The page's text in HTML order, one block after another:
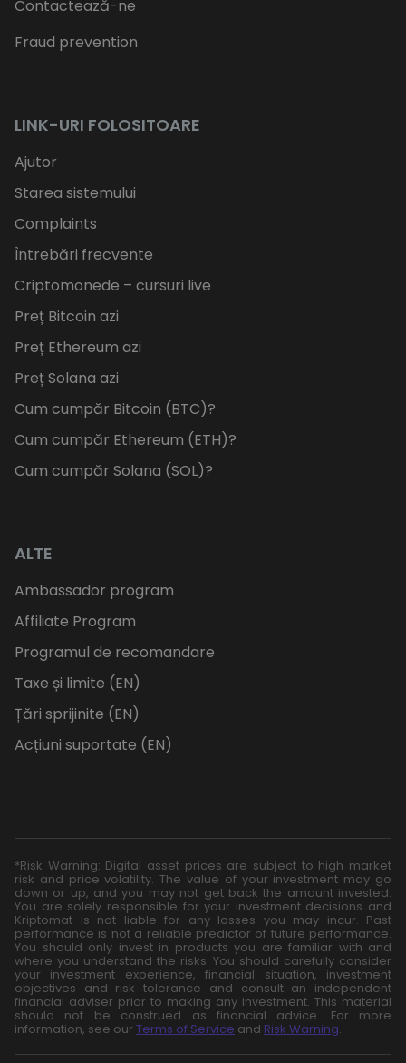
Contactează-ne
Fraud prevention
LINK-URI FOLOSITOARE
Ajutor
Starea sistemului
Complaints
Întrebări frecvente
Criptomonede – cursuri live
Preț Bitcoin azi
Preț Ethereum azi
Preț Solana azi
Cum cumpăr Bitcoin (BTC)?
Cum cumpăr Ethereum (ETH)?
Cum cumpăr Solana (SOL)?
ALTE
Ambassador program
Affiliate Program
Programul de recomandare
Taxe și limite (EN)
Țări sprijinite (EN)
Acțiuni suportate (EN)
*Risk Warning: Digital asset prices are subject to high market
risk and price volatility. The value of your investment may go
down or up, and you may not get back the amount invested.
You are solely responsible for your investment decisions and
Kriptomat is not liable for any losses you may incur. Past
performance is not a reliable predictor of future performance.
You should only invest in products you are familiar with and
where you understand the risks. You should carefully consider
your investment experience, financial situation, investment
objectives and risk tolerance and consult an independent
financial adviser prior to making any investment. This material
should not be construed as financial advice. For more
information, see our Terms of Service and Risk Warning.